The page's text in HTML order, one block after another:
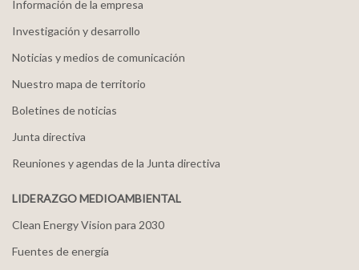
Información de la empresa
Investigación y desarrollo
Noticias y medios de comunicación
Nuestro mapa de territorio
Boletines de noticias
Junta directiva
Reuniones y agendas de la Junta directiva
LIDERAZGO MEDIOAMBIENTAL
Clean Energy Vision para 2030
Fuentes de energía